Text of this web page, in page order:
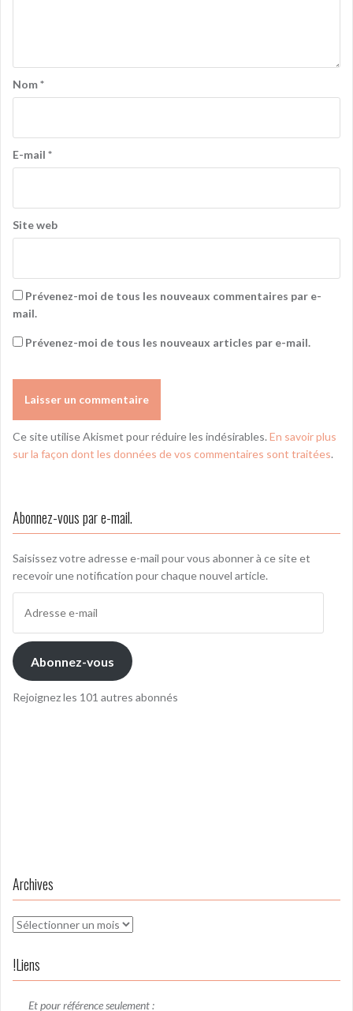
Nom*
E-mail *
Site web
Prévenez-moi de tous les nouveaux commentaires par e-
mail.
Prévenez-moi de tous les nouveaux articles par e-mail.
Ce site utilise Akismet pour réduire les indésirables. En savoir plus
sur la façon dont les données de vos commentaires sont traitées.
Abonnez-vous par e-mail.
Saisissez votre adresse e-mail pour vous abonner à ce site et
recevoir une notification pour chaque nouvel article.
mail
Abonnez-vous
Rejoignez les 101 autres abonnés
Archives
Archives
!Liens
Et pour référence seulement :